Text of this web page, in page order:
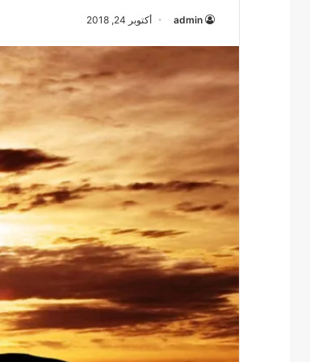
admin أكتوبر 24, 2018